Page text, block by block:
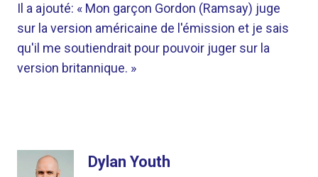
Il a ajouté: « Mon garçon Gordon (Ramsay) juge
sur la version américaine de l'émission et je sais
qu'il me soutiendrait pour pouvoir juger sur la
version britannique. »
Dylan Youth